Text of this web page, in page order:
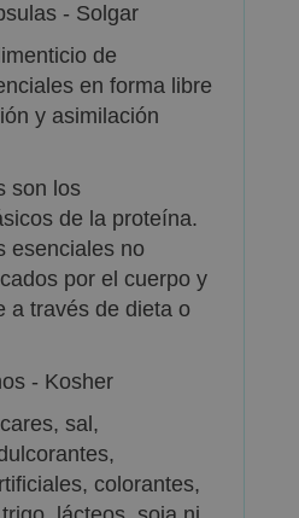
- Solgar
de
en forma libre
y asimilación
son los
de la proteína.
esenciales no
por el cuerpo y
a través de dieta o
- Kosher
sal,
colorantes,